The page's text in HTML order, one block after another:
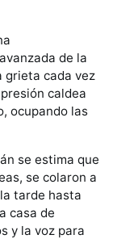
de la
grieta cada vez
caldea
ocupando las
se estima que
se colaron a
tarde hasta
casa de
y la voz para